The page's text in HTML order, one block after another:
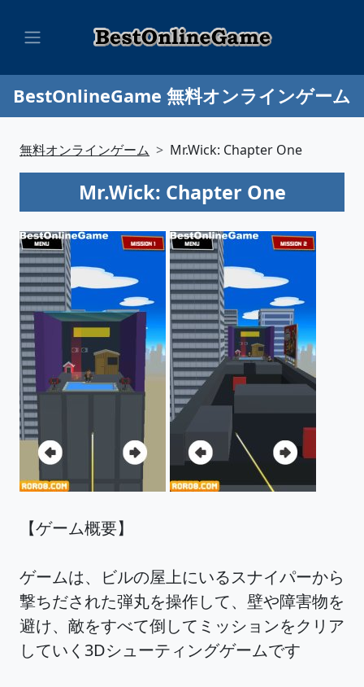
BestOnlineGame 無料オンラインゲーム
無料オンラインゲーム Mr.Wick: Chapter One
Mr.Wick: Chapter One
【ゲーム概要】
ゲームは、ビルの屋上にいるスナイパーから
撃ちだされた弾丸を操作して、壁や障害物を
避け、敵をすべて倒してミッションをクリア
していく3Dシューティングゲームです